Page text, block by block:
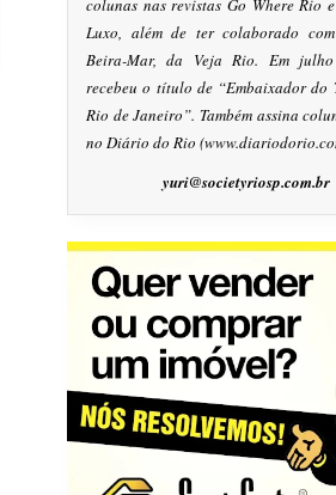
colunas nas revistas Go Where Rio
Luxo, além de ter colaborado
Beira-Mar, da Veja Rio. Em
recebeu o título de “Embaixador do
Rio de Janeiro”. Também assina
no Diário do Rio
yuri@societyriosp.com.br